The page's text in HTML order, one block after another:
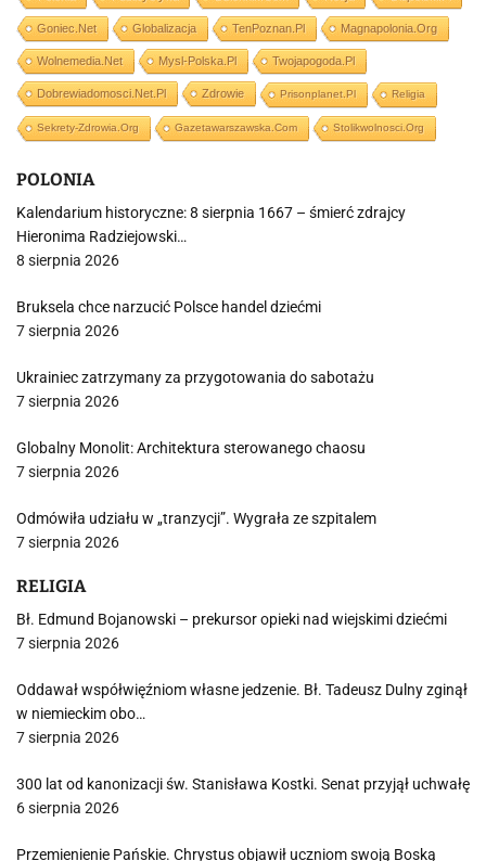
Goniec.net Globalizacja TenPoznan.pl Magnapolonia.org
Wolnemedia.net Mysl-Polska.pl Twojapogoda.pl
Dobrewiadomosci.net.pl Zdrowie Prisonplanet.pl Religia
Sekrety-Zdrowia.org Gazetawarszawska.com Stolikwolnosci.org
POLONIA
Kalendarium historyczne: 8 sierpnia 1667 – śmierć zdrajcy
Hieronima Radziejowski…
8 sierpnia 2026
Bruksela chce narzucić Polsce handel dziećmi
7 sierpnia 2026
Ukrainiec zatrzymany za przygotowania do sabotażu
7 sierpnia 2026
Globalny Monolit: Architektura sterowanego chaosu
7 sierpnia 2026
Odmówiła udziału w „tranzycji”. Wygrała ze szpitalem
7 sierpnia 2026
RELIGIA
Bł. Edmund Bojanowski – prekursor opieki nad wiejskimi dziećmi
7 sierpnia 2026
Oddawał współwięźniom własne jedzenie. Bł. Tadeusz Dulny zginął
w niemieckim obo…
7 sierpnia 2026
300 lat od kanonizacji św. Stanisława Kostki. Senat przyjął uchwałę
6 sierpnia 2026
Przemienienie Pańskie. Chrystus objawił uczniom swoją Boską